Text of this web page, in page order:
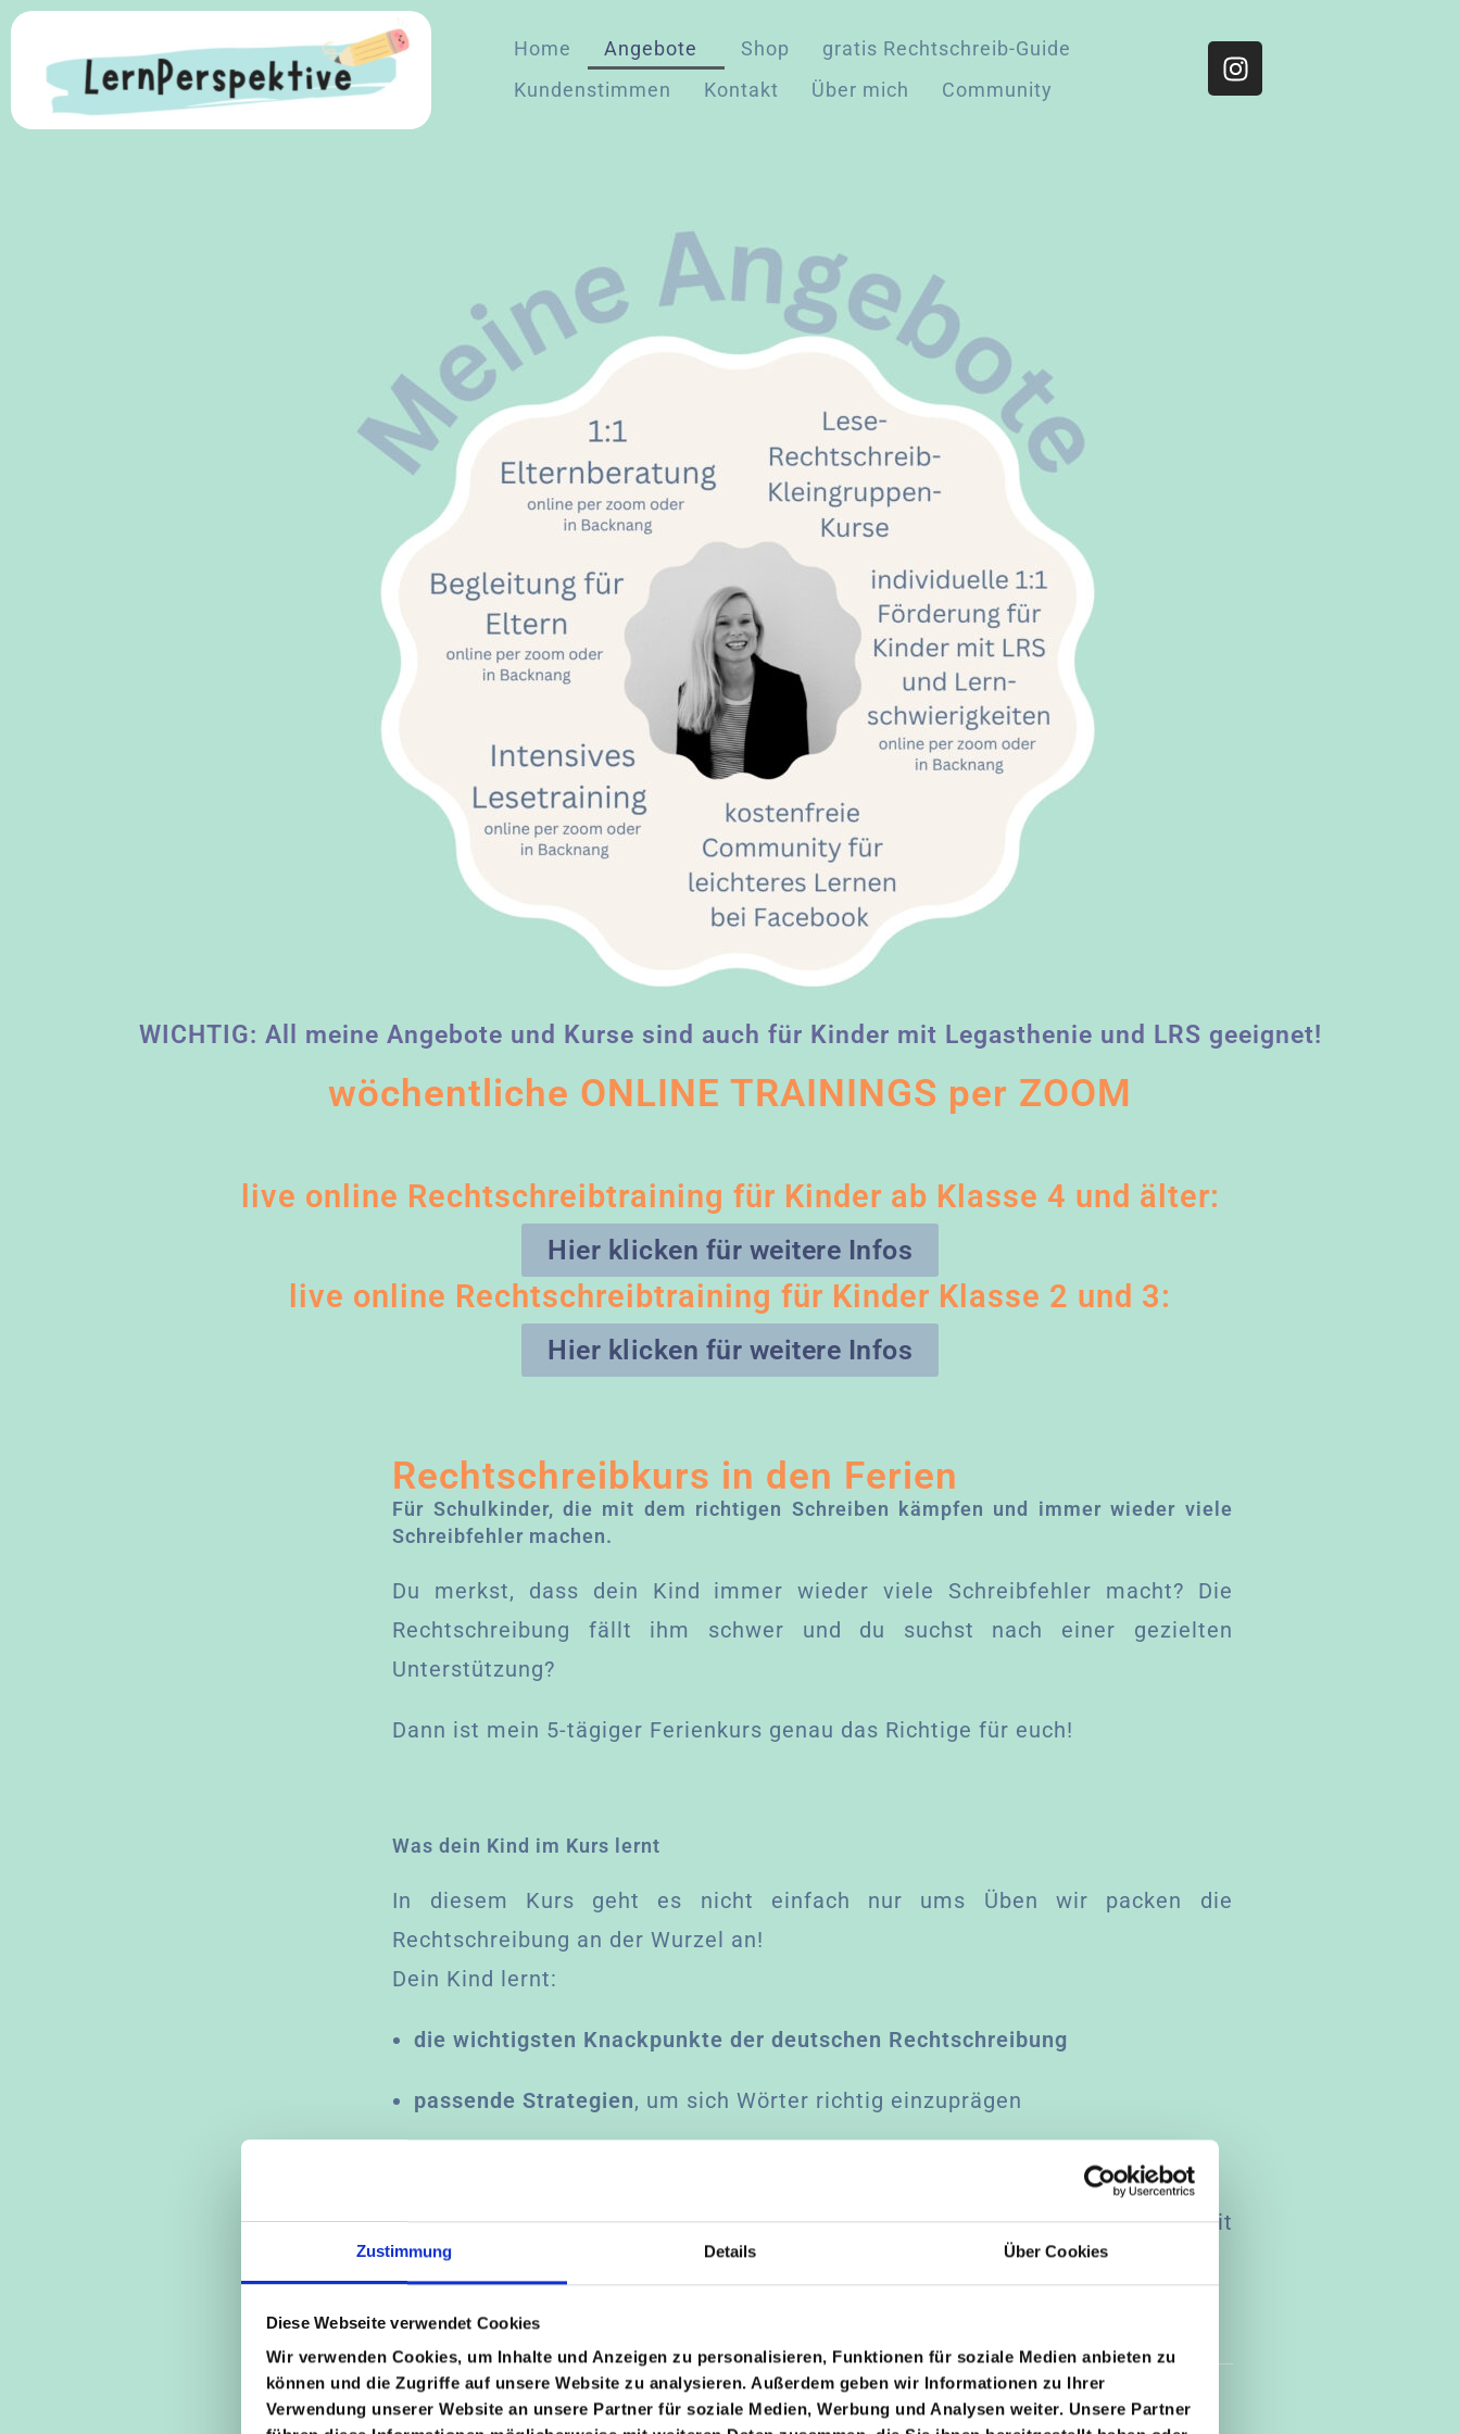
Zustimmung Details Über Cookies
Diese Webseite verwendet Cookies
Wir verwenden Cookies, um Inhalte und Anzeigen zu personalisieren, Funktionen für soziale Medien anbieten zu
können und die Zugriffe auf unsere Website zu analysieren. Außerdem geben wir Informationen zu Ihrer
Verwendung unserer Website an unsere Partner für soziale Medien, Werbung und Analysen weiter. Unsere Partner
Home Angebote Shop
gratis Rechtschreib-Guide
Kundenstimmen
Kontakt Über mich Community
WICHTIG: All meine Angebote und Kurse sind auch für Kinder mit Legasthenie und LRS geeignet!
wöchentliche ONLINE TRAININGS per ZOOM
live online Rechtschreibtraining für Kinder ab Klasse 4 und älter:
Hier klicken für weitere Infos
live online Rechtschreibtraining für Kinder Klasse 2 und 3:
Hier klicken für weitere Infos
Rechtschreibkurs in den Ferien
Für Schulkinder, die mit dem richtigen Schreiben kämpfen und immer wieder viele
Schreibfehler machen.
Du merkst, dass dein Kind immer wieder viele Schreibfehler macht? Die
Rechtschreibung fällt ihm schwer und du suchst nach einer gezielten
Unterstützung?
Dann ist mein 5-tägiger Ferienkurs genau das Richtige für euch!
Was dein Kind im Kurs lernt
In diesem Kurs geht es nicht einfach nur ums Üben wir packen die
Rechtschreibung an der Wurzel an!
Dein Kind lernt:
die wichtigsten Knackpunkte der deutschen Rechtschreibung
passende Strategien, um sich Wörter richtig einzuprägen
So kann es auch in Zukunft selbstständig richtig schreiben – mit Sicherheit
und System.
Lernen in geschütztem Rahmen 🤝